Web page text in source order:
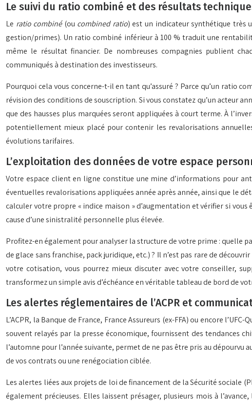
Le suivi du ratio combiné et des résultats
Le ratio combiné(ou combined ratio) est un indicateur synthétique très
gestion/primes). Un ratio combiné inférieur à 100 % traduit une
même le résultat financier. De nombreuses compagnies publient
communiqués à destination des investisseurs.
Pourquoi cela vous concerne-t-il en tant qu’assuré ? Parce qu’un ratio
révision des conditions de souscription. Si vous constatez qu’un acteur
que des hausses plus marquées seront appliquées à court terme. À
potentiellement mieux placé pour contenir les revalorisations
évolutions tarifaires.
L’exploitation des données de votre espace
Votre espace client en ligne constitue une mine d’informations pour
éventuelles revalorisations appliquées année après année, ainsi que le
calculer votre propre « indice maison » d’augmentation et vérifier si
cause d’une sinistralité personnelle plus élevée.
Profitez-en également pour analyser la structure de votre prime : quelle
de glace sans franchise, pack juridique, etc.) ? Il n’est pas rare de
votre cotisation, vous pourrez mieux discuter avec votre conseiller,
transformez un simple avis d’échéance en véritable tableau de bord de
Les alertes réglementaires de l’ACPR et
L’ACPR, la Banque de France, France Assureurs (ex-FFA) ou encore
souvent relayés par la presse économique, fournissent des tendances
l’automne pour l’année suivante, permet de ne pas être pris au
de vos contrats ou une renégociation ciblée.
Les alertes liées aux projets de loi de financement de la Sécurité sociale
également précieuses. Elles laissent présager, plusieurs mois à